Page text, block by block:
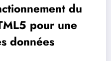
du
pour une
données